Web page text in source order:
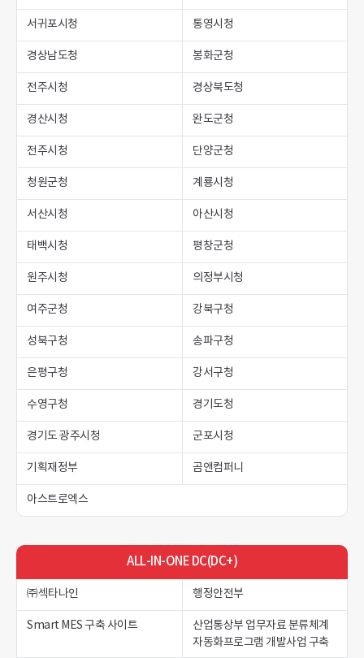
서귀포시청 통영시청
경상남도청 봉화군청
전주시청 경상북도청
경산시청 완도군청
전주시청 단양군청
청원군청 계룡시청
서산시청 아산시청
태백시청 평창군청
원주시청 의정부시청
여주군청 강북구청
성북구청 송파구청
은평구청 강서구청
수영구청 경기도청
경기도 광주시청 군포시청
기획재정부 곰앤컴퍼니
아스트로엑스
ALL-IN-ONE DC(DC+)
㈜섹타나인 행정안전부
Smart MES 구축 사이트
산업통상부 업무자료 분류체계
자동화프로그램 개발사업 구축